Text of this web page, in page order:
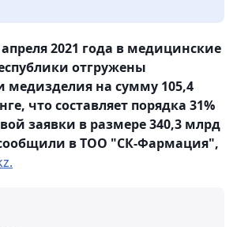
2021 года в медицинские
отгружены
на сумму 105,4
что составляет порядка 31%
заявки в размере 340,3 млрд
в ТОО "СК-Фармация",